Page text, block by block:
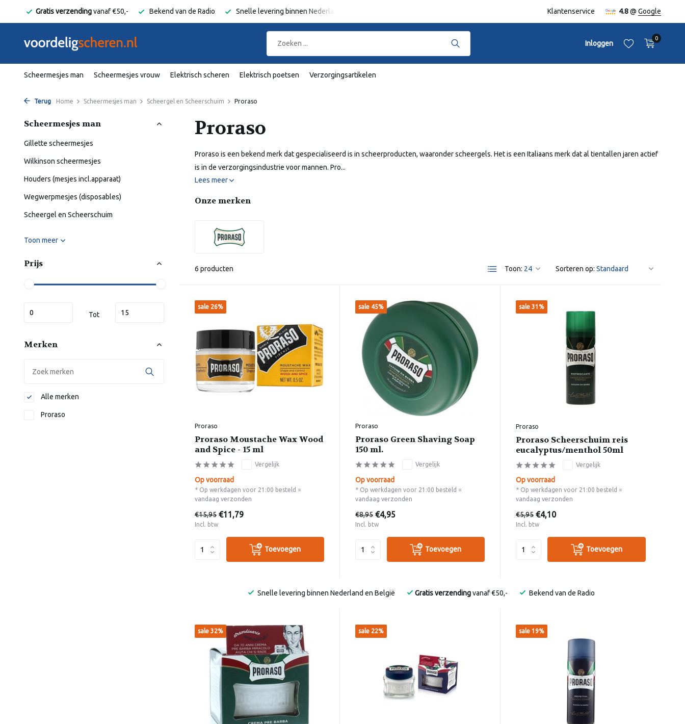
Gratis verzendingvanaf €50,- Bekend van de Radio Snelle levering binnen Nederland en België Klantenservice 4.8@ Google
Inloggen
0
Scheermesjes man Scheermesjes vrouw Elektrisch scheren Elektrisch poetsen Verzorgingsartikelen
Terug Home Scheermesjes man Scheergel en Scheerschuim Proraso
Scheermesjes man
Gillette scheermesjes
Wilkinson scheermesjes
Houders (mesjes incl.apparaat)
Wegwerpmesjes (disposables)
Scheergel en Scheerschuim
Toon meer
Prijs
Tot
Merken
Alle merken
Proraso
Proraso
Proraso is een bekend merk dat gespecialiseerd is in scheerproducten, waaronder scheergels. Het is een Italiaans merk dat al tientallen jaren actief
is in de verzorgingsindustrie voor mannen. Pro...
Lees meer
Onze merken
6 producten Toon: Sorteren op:
sale 26%
Proraso
Proraso Moustache Wax Wood
and Spice - 15 ml
Vergelijk
Op voorraad
* Op werkdagen voor 21:00 besteld =
vandaag verzonden
€15,95 €11,79
Incl. btw
Toevoegen
sale 45%
Proraso
Proraso Green Shaving Soap
150 ml.
Vergelijk
Op voorraad
* Op werkdagen voor 21:00 besteld =
vandaag verzonden
€8,95 €4,95
Incl. btw
Toevoegen
sale 31%
Proraso
Proraso Scheerschuim reis
eucalyptus/menthol 50ml
Vergelijk
Op voorraad
* Op werkdagen voor 21:00 besteld =
vandaag verzonden
€5,95 €4,10
Incl. btw
Toevoegen
Snelle levering binnen Nederland en België Gratis verzendingvanaf €50,- Bekend van de Radio
sale 32% sale 22% sale 19%